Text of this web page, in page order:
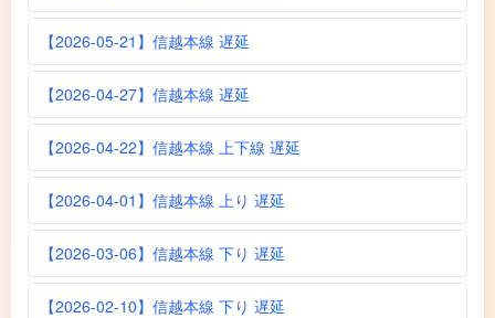
【2026-05-21】信越本線 遅延
【2026-04-27】信越本線 遅延
【2026-04-22】信越本線 上下線 遅延
【2026-04-01】信越本線 上り 遅延
【2026-03-06】信越本線 下り 遅延
【2026-02-10】信越本線 下り 遅延